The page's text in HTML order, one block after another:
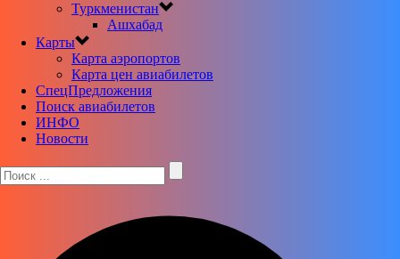
Туркменистан
Ашхабад
Карты
Карта аэропортов
Карта цен авиабилетов
CпецПредложения
Поиск авиабилетов
ИНФО
Новости